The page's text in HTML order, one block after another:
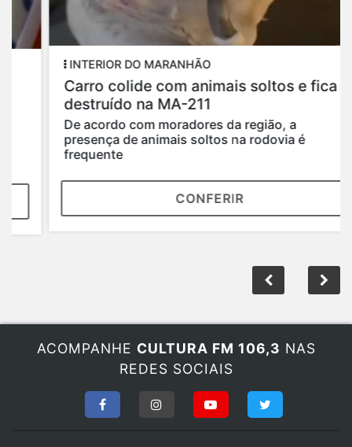
INTERIOR DO MARANHÃO
Carro colide com animais soltos e fica
destruído na MA-211
De acordo com moradores da região, a
presença de animais soltos na rodovia é
frequente
CONFERIR
ACOMPANHE CULTURA FM 106,3 NAS
REDES SOCIAIS